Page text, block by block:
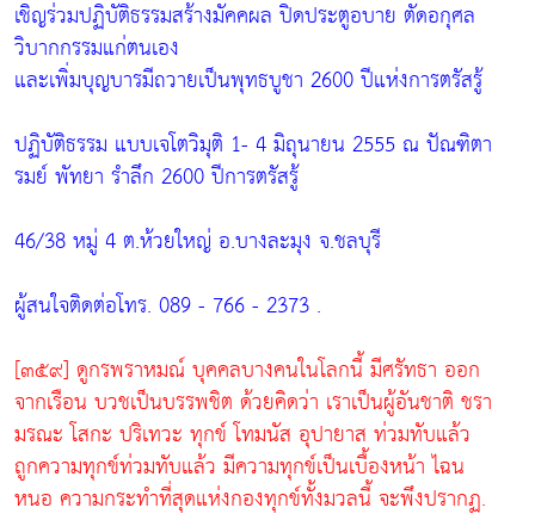
เชิญร่วมปฏิบัติธรรมสร้างมัคคผล ปิดประตูอบาย ตัดอกุศล
วิบากกรรมแก่ตนเอง
และเพิ่มบุญบารมีถวายเป็นพุทธบูชา 2600 ปีแห่งการตรัสรู้
ปฏิบัติธรรม แบบเจโตวิมุติ 1- 4 มิถุนายน 2555 ณ ปัณฑิตา
รมย์ พัทยา รำลึก 2600 ปีการตรัสรู้
46/38 หมู่ 4 ต.ห้วยใหญ่ อ.บางละมุง จ.ชลบุรี
ผู้สนใจติดต่อโทร. 089 - 766 - 2373 .
[๓๕๙] ดูกรพราหมณ์ บุคคลบางคนในโลกนี้ มีศรัทธา ออก
จากเรือน บวชเป็นบรรพชิต ด้วยคิดว่า เราเป็นผู้อันชาติ ชรา
มรณะ โสกะ ปริเทวะ ทุกข์ โทมนัส อุปายาส ท่วมทับแล้ว
ถูกความทุกข์ท่วมทับแล้ว มีความทุกข์เป็นเบื้องหน้า ไฉน
หนอ ความกระทำที่สุดแห่งกองทุกข์ทั้งมวลนี้ จะพึงปรากฏ.